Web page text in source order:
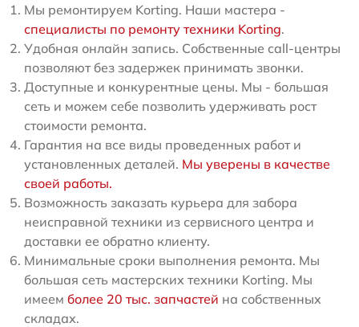
Мы ремонтируем Korting. Наши мастера -
специалисты по ремонту техники Korting.
Удобная онлайн запись. Собственные call-центры
позволяют без задержек принимать звонки.
Доступные и конкурентные цены. Мы - большая
сеть и можем себе позволить удерживать рост
стоимости ремонта.
Гарантия на все виды проведенных работ и
установленных деталей. Мы уверены в качестве
своей работы.
Возможность заказать курьера для забора
неисправной техники из сервисного центра и
доставки ее обратно клиенту.
Минимальные сроки выполнения ремонта. Мы
большая сеть мастерских техники Korting. Мы
имеем более 20 тыс. запчастей на собственных
складах.